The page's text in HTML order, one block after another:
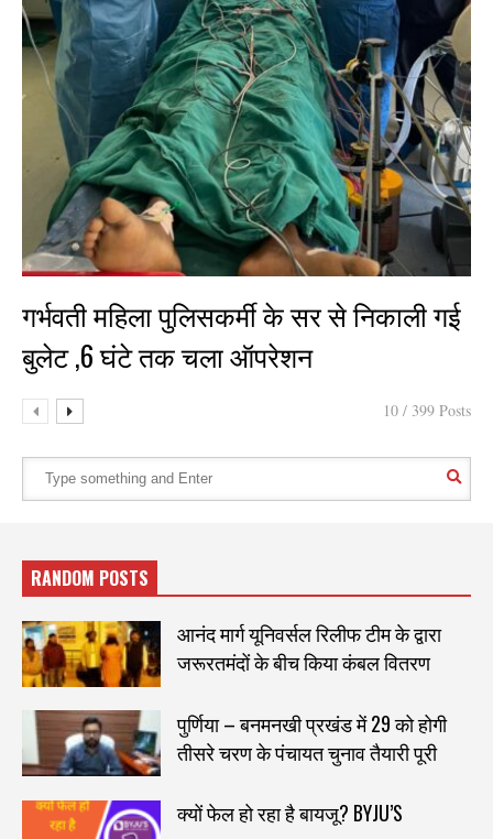
गर्भवती महिला पुलिसकर्मी के सर से निकाली गई
बुलेट ,6 घंटे तक चला ऑपरेशन
10 / 399 Posts
RANDOM POSTS
आनंद मार्ग यूनिवर्सल रिलीफ टीम के द्वारा
जरूरतमंदों के बीच किया कंबल वितरण
पुर्णिया – बनमनखी प्रखंड में 29 को होगी
तीसरे चरण के पंचायत चुनाव तैयारी पूरी
क्यों फेल हो रहा है बायजू? BYJU’S